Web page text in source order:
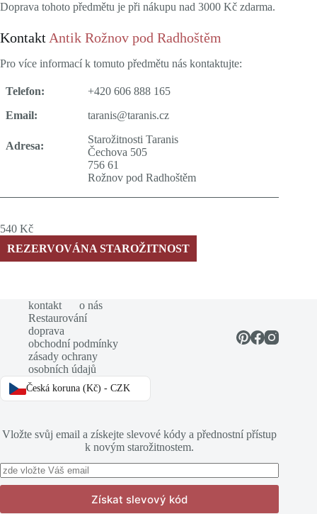
Doprava tohoto předmětu je při nákupu nad 3000 Kč zdarma.
Kontakt Antik Rožnov pod Radhoštěm
Pro více informací k tomuto předmětu nás kontaktujte:
Telefon:
+420 606 888 165
Email:
taranis@taranis.cz
Adresa:
Starožitnosti Taranis
Čechova 505
756 61
Rožnov pod Radhoštěm
540 Kč
REZERVOVÁNA STAROŽITNOST
kontakt
o nás
Restaurování
doprava
obchodní podmínky
zásady ochrany
osobních údajů
Česká koruna (Kč) - CZK
Vložte svůj email a získejte slevové kódy a přednostní přístup
k novým starožitnostem.
Získat slevový kód